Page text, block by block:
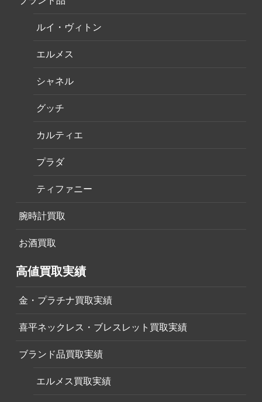
ルイ・ヴィトン
エルメス
シャネル
グッチ
カルティエ
プラダ
ティファニー
腕時計買取
お酒買取
高値買取実績
金・プラチナ買取実績
喜平ネックレス・ブレスレット買取実績
ブランド品買取実績
エルメス買取実績